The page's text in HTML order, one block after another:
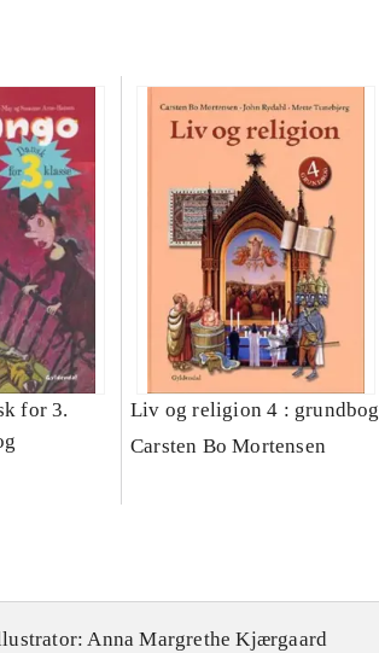
for 3.
Liv og religion 4 : grundbog
Carsten Bo Mortensen
Anna Margrethe Kjærgaard